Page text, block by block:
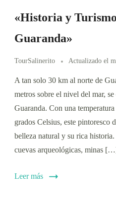
«Historia y
Guaranda»
TourSalinerito Actualizado el
A tan solo 30 km al norte de
metros sobre el nivel del mar,
Guaranda. Con una
grados Celsius, este pintoresco
belleza natural y su rica
cuevas arqueológicas, minas
Leer más